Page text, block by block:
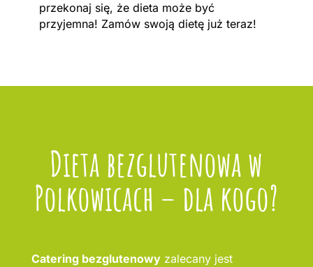
przekonaj się, że dieta może być
przyjemna! Zamów swoją dietę już teraz!
Dieta bezglutenowa w
Polkowicach – dla kogo?
Catering bezglutenowyzalecany jest